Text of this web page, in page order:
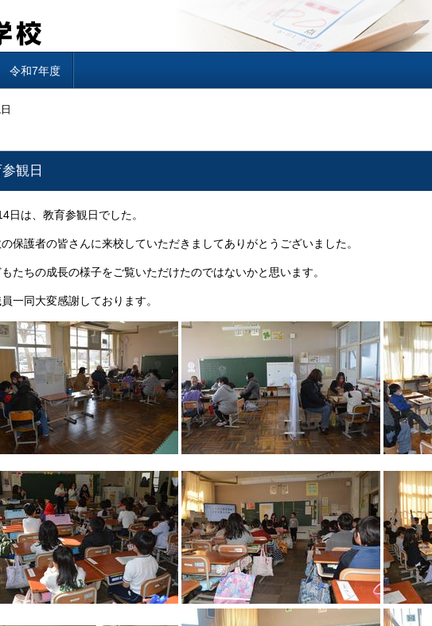
令和7年度
観日
日は、教育参観日でした。
保護者の皆さんに来校していただきましてありがとうございました。
たちの成長の様子をご覧いただけたのではないかと思います。
一同大変感謝しております。